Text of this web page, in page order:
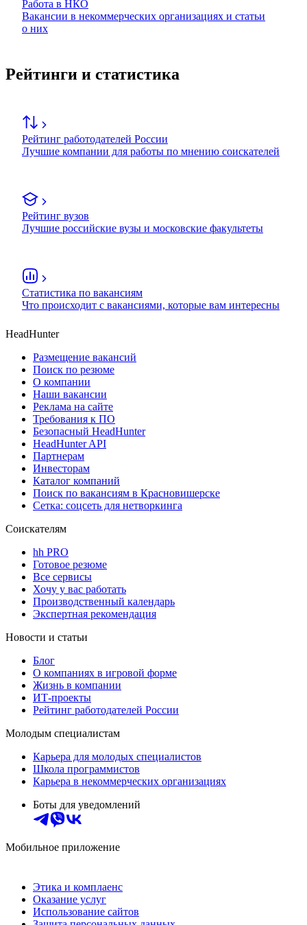
Работа в НКО
Вакансии в некоммерческих организациях и статьи
о них
Рейтинги и статистика
Рейтинг работодателей России
Лучшие компании для работы по мнению соискателей
Рейтинг вузов
Лучшие российские вузы и московские факультеты
Статистика по вакансиям
Что происходит с вакансиями, которые вам интересны
HeadHunter
Размещение вакансий
Поиск по резюме
О компании
Наши вакансии
Реклама на сайте
Требования к ПО
Безопасный HeadHunter
HeadHunter API
Партнерам
Инвесторам
Каталог компаний
Поиск по вакансиям в Красновишерске
Сетка: соцсеть для нетворкинга
Соискателям
hh PRO
Готовое резюме
Все сервисы
Хочу у вас работать
Производственный календарь
Экспертная рекомендация
Новости и статьи
Блог
О компаниях в игровой форме
Жизнь в компании
ИТ-проекты
Рейтинг работодателей России
Молодым специалистам
Карьера для молодых специалистов
Школа программистов
Карьера в некоммерческих организациях
Боты для уведомлений
Мобильное приложение
Этика и комплаенс
Оказание услуг
Использование сайтов